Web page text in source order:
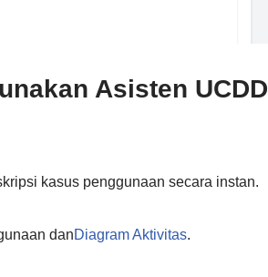
Asisten UCDD
kasus penggunaan secara instan.
danDiagram Aktivitas.